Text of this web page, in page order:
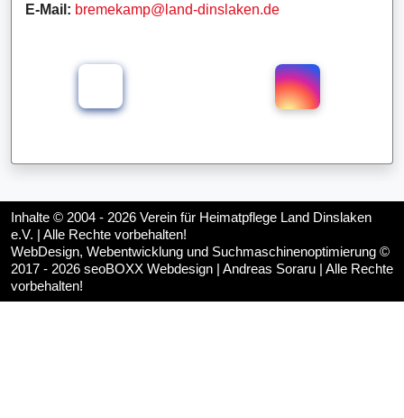
E-Mail: bremekamp@land-dinslaken.de
Inhalte © 2004 - 2026 Verein für Heimatpflege Land Dinslaken
e.V. | Alle Rechte vorbehalten!
WebDesign, Webentwicklung und Suchmaschinenoptimierung ©
2017 - 2026 seoBOXX Webdesign | Andreas Soraru | Alle Rechte
vorbehalten!